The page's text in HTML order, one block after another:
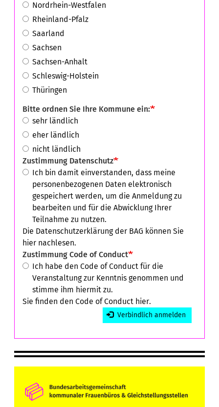
Nordrhein-Westfalen
Rheinland-Pfalz
Saarland
Sachsen
Sachsen-Anhalt
Schleswig-Holstein
Thüringen
Bitte ordnen Sie Ihre Kommune ein:
sehr ländlich
eher ländlich
nicht ländlich
Zustimmung Datenschutz
Ich bin damit einverstanden, dass meine
personenbezogenen Daten elektronisch
gespeichert werden, um die Anmeldung zu
bearbeiten und für die Abwicklung Ihrer
Teilnahme zu nutzen.
Die Datenschutzerklärung der BAG können Sie
hier nachlesen.
Zustimmung Code of Conduct
Ich habe den Code of Conduct für die
Veranstaltung zur Kenntnis genommen und
stimme ihm hiermit zu.
Sie finden den Code of Conduct hier.
Verbindlich anmelden